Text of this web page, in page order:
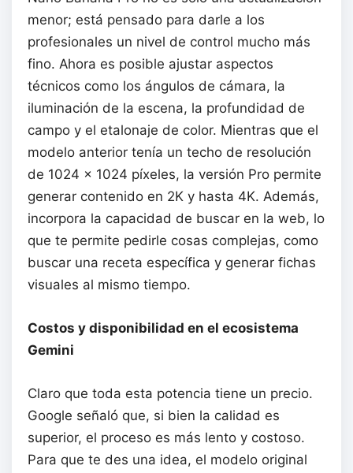
menor; está pensado para darle a los
profesionales un nivel de control mucho más
fino. Ahora es posible ajustar aspectos
técnicos como los ángulos de cámara, la
iluminación de la escena, la profundidad de
campo y el etalonaje de color. Mientras que el
modelo anterior tenía un techo de resolución
de 1024 x 1024 píxeles, la versión Pro permite
generar contenido en 2K y hasta 4K. Además,
incorpora la capacidad de buscar en la web, lo
que te permite pedirle cosas complejas, como
buscar una receta específica y generar fichas
visuales al mismo tiempo.
Costos y disponibilidad en el ecosistema
Gemini
Claro que toda esta potencia tiene un precio.
Google señaló que, si bien la calidad es
superior, el proceso es más lento y costoso.
Para que te des una idea, el modelo original